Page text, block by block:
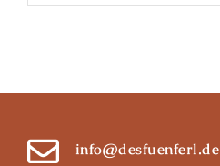
info@desfuenferl.de